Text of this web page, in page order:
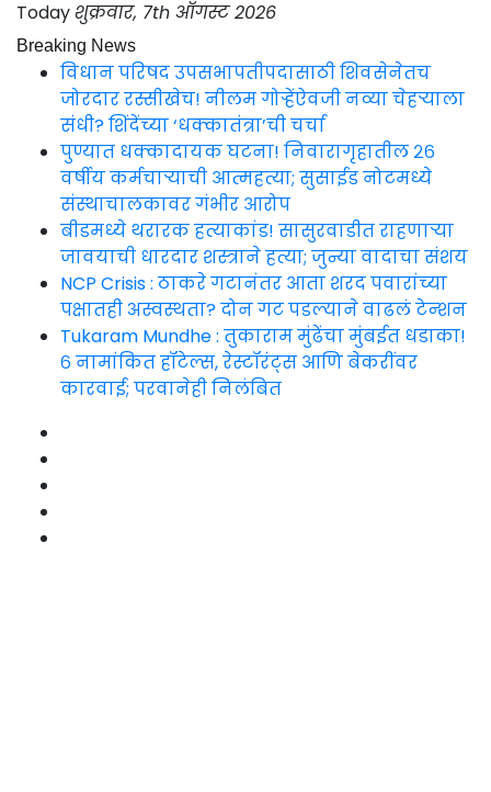
Skip
content
Today शुक्रवार, 7th ऑगस्ट 2026
Breaking News
विधान परिषद उपसभापतीपदासाठी शिवसेनेतच
जोरदार रस्सीखेच! नीलम गोऱ्हेंऐवजी नव्या चेहऱ्याला
संधी? शिंदेंच्या ‘धक्कातंत्रा’ची चर्चा
पुण्यात धक्कादायक घटना! निवारागृहातील २६
वर्षीय कर्मचाऱ्याची आत्महत्या; सुसाईड नोटमध्ये
संस्थाचालकावर गंभीर आरोप
बीडमध्ये थरारक हत्याकांड! सासुरवाडीत राहणाऱ्या
जावयाची धारदार शस्त्राने हत्या; जुन्या वादाचा संशय
NCP Crisis : ठाकरे गटानंतर आता शरद पवारांच्या
पक्षातही अस्वस्थता? दोन गट पडल्याने वाढलं टेन्शन
Tukaram Mundhe : तुकाराम मुंढेंचा मुंबईत धडाका!
६ नामांकित हॉटेल्स, रेस्टॉरंट्स आणि बेकरींवर
कारवाई; परवानेही निलंबित